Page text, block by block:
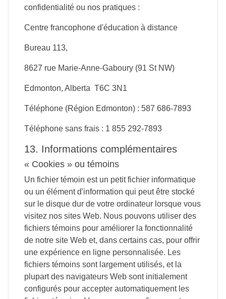
confidentialité ou nos pratiques :
Centre francophone d'éducation à distance
Bureau 113,
8627 rue Marie-Anne-Gaboury (91 St NW)
Edmonton, Alberta T6C 3N1
Téléphone (Région Edmonton) : 587 686-7893
Téléphone sans frais : 1 855 292-7893
13. Informations complémentaires
« Cookies » ou témoins
Un fichier témoin est un petit fichier informatique
ou un élément d'information qui peut être stocké
sur le disque dur de votre ordinateur lorsque vous
visitez nos sites Web. Nous pouvons utiliser des
fichiers témoins pour améliorer la fonctionnalité
de notre site Web et, dans certains cas, pour offrir
une expérience en ligne personnalisée. Les
fichiers témoins sont largement utilisés, et la
plupart des navigateurs Web sont initialement
configurés pour accepter automatiquement les